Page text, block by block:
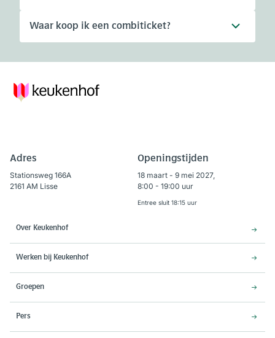
Waar koop ik een combiticket?
Adres
Stationsweg 166A
2161 AM Lisse
Openingstijden
18 maart - 9 mei 2027,
8:00 - 19:00 uur
Entree sluit 18:15 uur
Over Keukenhof
Werken bij Keukenhof
Groepen
Pers